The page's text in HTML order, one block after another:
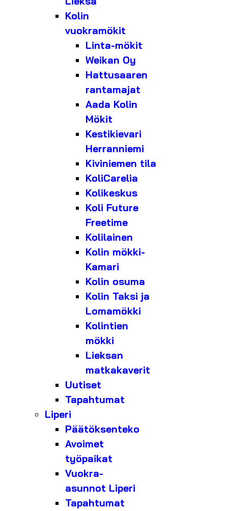
Kolin
vuokramökit
Linta-mökit
Weikan Oy
Hattusaaren
rantamajat
Aada Kolin
Mökit
Kestikievari
Herranniemi
Kiviniemen tila
KoliCarelia
Kolikeskus
Koli Future
Freetime
Kolilainen
Kolin mökki-
Kamari
Kolin osuma
Kolin Taksi ja
Lomamökki
Kolintien
mökki
Lieksan
matkakaverit
Uutiset
Tapahtumat
Liperi
Päätöksenteko
Avoimet
työpaikat
Vuokra-
asunnot Liperi
Tapahtumat